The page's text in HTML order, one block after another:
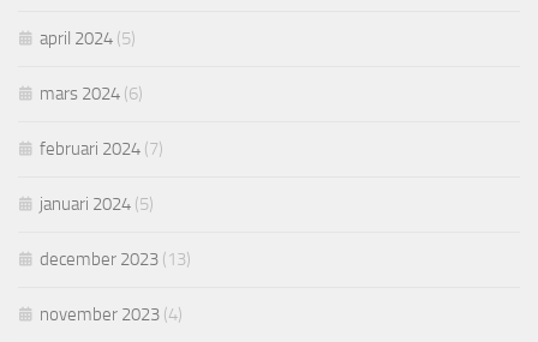
april 2024 (5)
mars 2024 (6)
februari 2024 (7)
januari 2024 (5)
december 2023 (13)
november 2023 (4)